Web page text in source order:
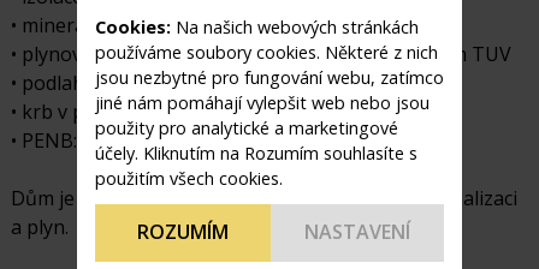
• minerální izolace střechy 300 mm
• plynový kotel z roku 2022 s externím zásobníkem TUV
• podlahové vytápění ve všech místnostech
• krb v přízemí
• PENB: třída C – úsporná (89 kWh/m²/rok)
Dům je napojen na elektřinu, obecní vodovod, kanalizaci
a plyn.
Cookies: Na našich webových stránkách
používáme soubory cookies. Některé z nich
jsou nezbytné pro fungování webu, zatímco
jiné nám pomáhají vylepšit web nebo jsou
použity pro analytické a marketingové
účely. Kliknutím na Rozumím souhlasíte s
použitím všech cookies.
ROZUMÍM NASTAVENÍ